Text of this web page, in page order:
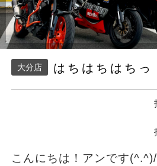
大分店 はちはちはちっ
こんにちは！アンです